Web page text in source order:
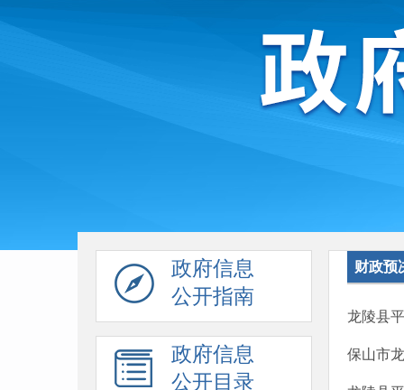
政府信息
公开指南
政府信息
公开目录
财政预
龙陵县
保山市